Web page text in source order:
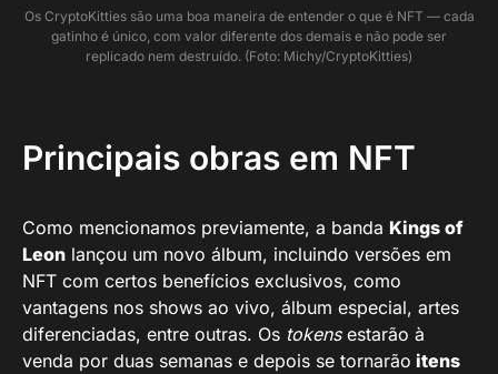
Os CryptoKitties são uma boa maneira de entender o que é NFT — cada
gatinho é único, com valor diferente dos demais e não pode ser
replicado nem destruído. (Foto: Michy/CryptoKitties)
Principais obras em NFT
Como mencionamos previamente, a banda Kings of
Leon lançou um novo álbum, incluindo versões em
NFT com certos benefícios exclusivos, como
vantagens nos shows ao vivo, álbum especial, artes
diferenciadas, entre outras. Os tokens estarão à
venda por duas semanas e depois se tornarão itens